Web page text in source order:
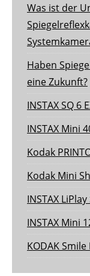
Was ist der
Haben
eine Zukunft?
INSTAX SQ 6
INSTAX Mini
Kodak
Kodak Mini
INSTAX
INSTAX Mini
KODAK